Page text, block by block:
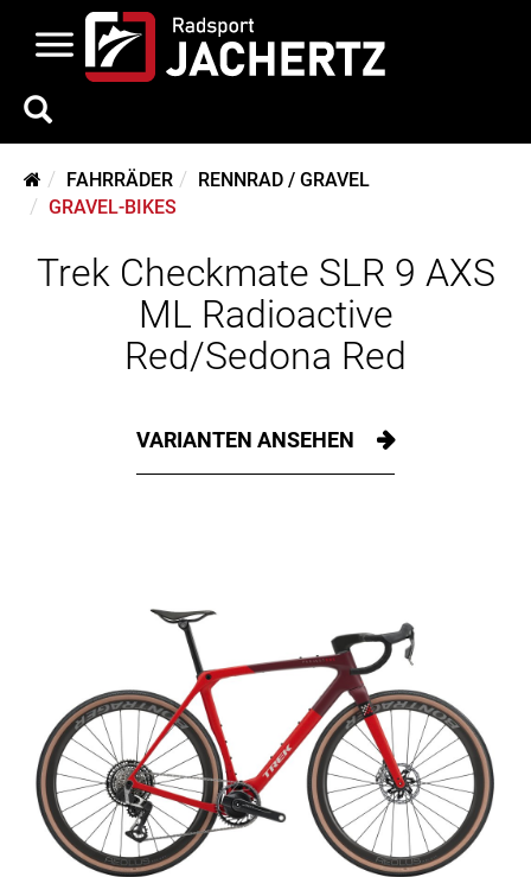
FAHRRÄDER
RENNRAD / GRAVEL
GRAVEL-BIKES
Trek Checkmate SLR 9 AXS
ML Radioactive
Red/Sedona Red
VARIANTEN ANSEHEN